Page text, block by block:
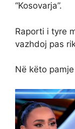
“Kosovarja”.
Raporti i tyre
vazhdoj pas
Në këto